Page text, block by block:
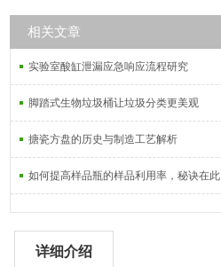
相关文章
实验室酸缸泄漏应急响应流程研究
脚踏式生物垃圾桶让垃圾分类更美观
搪瓷方盘的历史与制造工艺解析
如何提高样品瓶的样品利用率，秘诀在此
详细介绍